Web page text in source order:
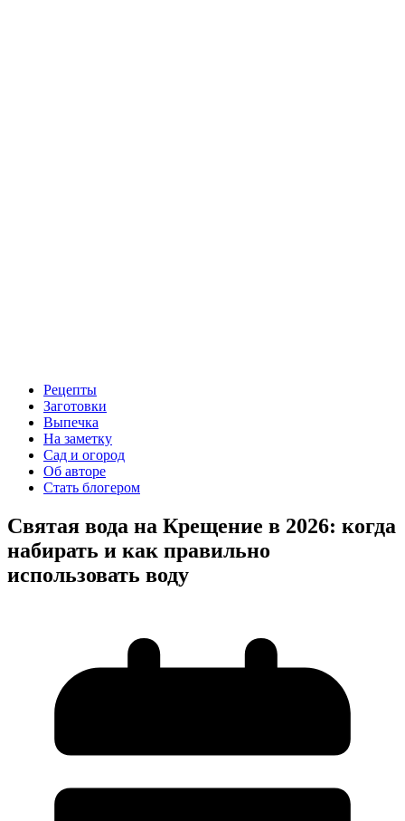
Рецепты
Заготовки
Выпечка
На заметку
Сад и огород
Об авторе
Стать блогером
Святая вода на Крещение в 2026: когда
набирать и как правильно
использовать воду